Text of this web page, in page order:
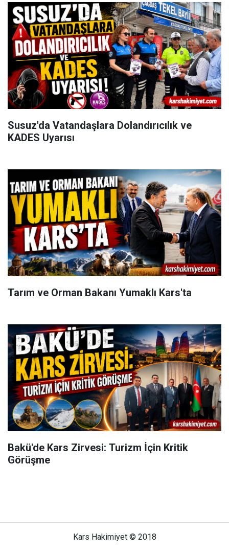
Susuz'da Vatandaşlara Dolandırıcılık ve
KADES Uyarısı
Tarım ve Orman Bakanı Yumaklı Kars'ta
Bakü'de Kars Zirvesi: Turizm İçin Kritik
Görüşme
Kars Hakimiyet © 2018